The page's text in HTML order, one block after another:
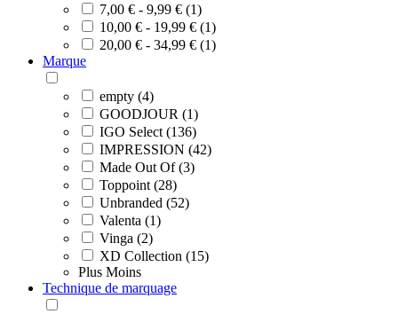
7,00 € - 9,99 € (1)
10,00 € - 19,99 € (1)
20,00 € - 34,99 € (1)
Marque
empty (4)
GOODJOUR (1)
IGO Select (136)
IMPRESSION (42)
Made Out Of (3)
Toppoint (28)
Unbranded (52)
Valenta (1)
Vinga (2)
XD Collection (15)
Plus Moins
Technique de marquage